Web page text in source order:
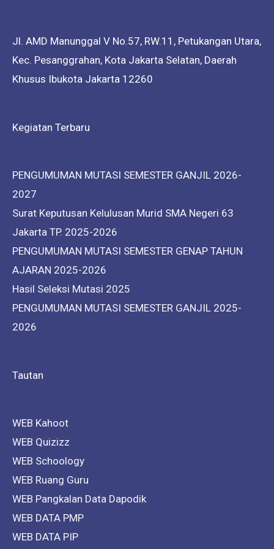
Jl. AMD Manunggal V No.57, RW.11, Petukangan Utara,
Kec. Pesanggrahan, Kota Jakarta Selatan, Daerah
Khusus Ibukota Jakarta 12260
Kegiatan Terbaru
PENGUMUMAN MUTASI SEMESTER GANJIL 2026-
2027
Surat Keputusan Kelulusan Murid SMA Negeri 63
Jakarta TP. 2025-2026
PENGUMUMAN MUTASI SEMESTER GENAP TAHUN
AJARAN 2025-2026
Hasil Seleksi Mutasi 2025
PENGUMUMAN MUTASI SEMESTER GANJIL 2025-
2026
Tautan
WEB Kahoot
WEB Quizizz
WEB Schoology
WEB Ruang Guru
WEB Pangkalan Data Dapodik
WEB DATA PMP
WEB DATA PIP